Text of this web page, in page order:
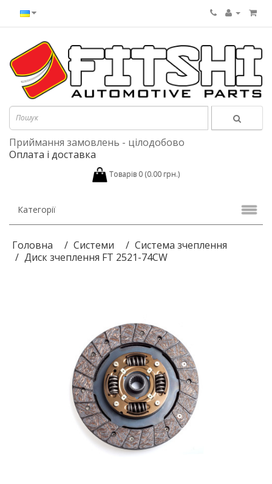
Приймання замовлень - цілодобово
Оплата і доставка
Товарів 0 (0.00 грн.)
Категорії
Головна Системи
Система зчеплення
Диск зчеплення FT 2521-74CW